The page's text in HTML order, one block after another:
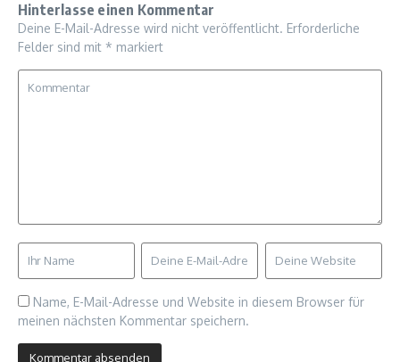
Hinterlasse einen Kommentar
Deine E-Mail-Adresse wird nicht veröffentlicht. Erforderliche
Felder sind mit * markiert
Name, E-Mail-Adresse und Website in diesem Browser für
meinen nächsten Kommentar speichern.